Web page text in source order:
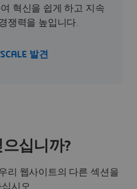
혁신을 쉽게 하고 지속
쟁력을 높입니다.
발견
십니까?
리 웹사이트의 다른 섹션을
시오.